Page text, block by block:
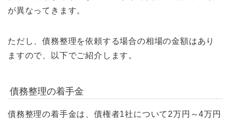
が異なってきます。
ただし、債務整理を依頼する場合の相場の金額はあり
ますので、以下でご紹介します。
債務整理の着手金
債務整理の着手金は、債権者1社について2万円～4万円